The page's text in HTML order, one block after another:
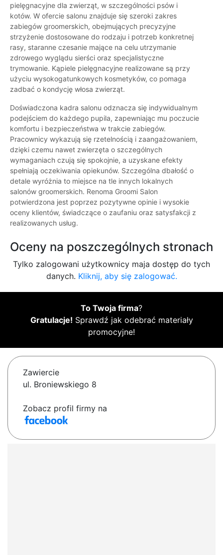
pielęgnacyjne dla zwierząt, w szczególności psów i
kotów. W ofercie salonu znajduje się szeroki zakres
zabiegów groomerskich, obejmujących precyzyjne
strzyżenie dostosowane do rodzaju i potrzeb konkretnej
rasy, staranne czesanie mające na celu utrzymanie
zdrowego wyglądu sierści oraz specjalistyczne
trymowanie. Kąpiele pielęgnacyjne realizowane są przy
użyciu wysokogatunkowych kosmetyków, co pomaga
zadbać o kondycję włosa zwierząt.
Doświadczona kadra salonu odznacza się indywidualnym
podejściem do każdego pupila, zapewniając mu poczucie
komfortu i bezpieczeństwa w trakcie zabiegów.
Pracownicy wykazują się rzetelnością i zaangażowaniem,
dzięki czemu nawet zwierzęta o szczególnych
wymaganiach czują się spokojnie, a uzyskane efekty
spełniają oczekiwania opiekunów. Szczególna dbałość o
detale wyróżnia to miejsce na tle innych lokalnych
salonów groomerskich. Renoma Groomi Salon
potwierdzona jest poprzez pozytywne opinie i wysokie
oceny klientów, świadczące o zaufaniu oraz satysfakcji z
realizowanych usług.
Oceny na poszczególnych stronach
Tylko zalogowani użytkownicy maja dostęp do tych
danych. Kliknij, aby się zalogować.
To Twoja firma?
Gratulacje! Sprawdź jak odebrać materiały
promocyjne!
Zawiercie
ul. Broniewskiego 8
Zobacz profil firmy na